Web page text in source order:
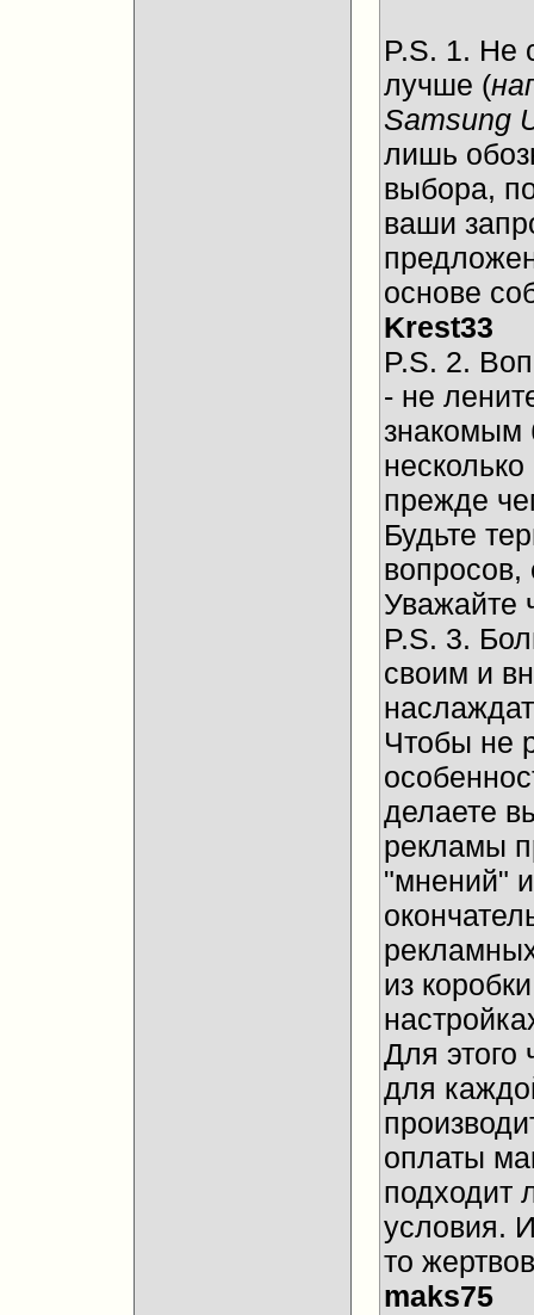
P.S. 1. Не
лучше (
Samsung
лишь
выбора,
ваши
основе
Krest33
P.S. 2.
- не
знакомым
прежде
Будьте
вопросов,
Уважайте
P.S. 3.
своим и
Чтобы не
делаете
рекламы
"мнений"
из
Для этого
для
оплаты
подходит
условия.
то
maks75